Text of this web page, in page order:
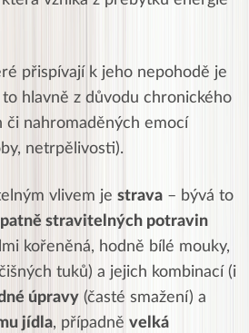
přispívají k jeho nepohodě je
to hlavně z důvodu chronického
či nahromaděných emocí
netrpělivosti).
vlivem je strava – bývá to
stravitelných potravin
kořeněná, hodně bílé mouky,
tuků) a jejich kombinací (i
úpravy (časté smažení) a
jídla, případně velká